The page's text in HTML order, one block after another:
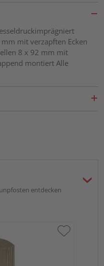
mit verzapften Ecken
8 x 92 mm mit
montiert Alle
entdecken